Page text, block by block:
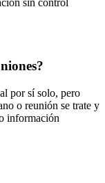
sin control
por sí solo, pero
o reunión se trate y
información